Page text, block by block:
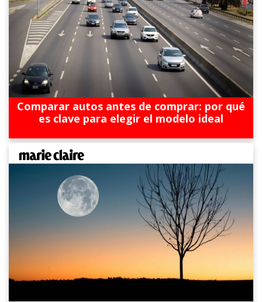
Comparar autos antes de comprar: por qué
es clave para elegir el modelo ideal